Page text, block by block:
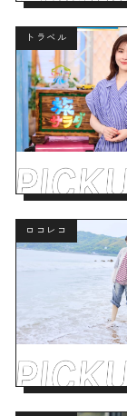
トラベル
ロコレコ